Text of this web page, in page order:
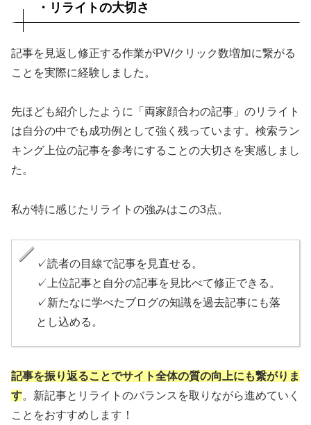
・リライトの大切さ
記事を見返し修正する作業がPV/クリック数増加に繋がる
ことを実際に経験しました。
先ほども紹介したように「両家顔合わの記事」のリライト
は自分の中でも成功例として強く残っています。検索ラン
キング上位の記事を参考にすることの大切さを実感しまし
た。
私が特に感じたリライトの強みはこの3点。
✓読者の目線で記事を見直せる。
✓上位記事と自分の記事を見比べて修正できる。
✓新たなに学べたブログの知識を過去記事にも落
とし込める。
記事を振り返ることでサイト全体の質の向上にも繋がりま
す。新記事とリライトのバランスを取りながら進めていく
ことをおすすめします！